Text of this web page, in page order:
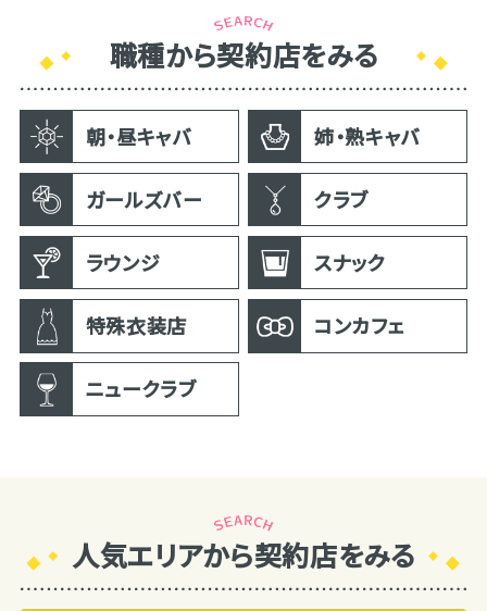
職種から契約店をみる
朝・昼キャバ 姉・熟キャバ
ガールズバー クラブ
ラウンジ スナック
特殊衣装店 コンカフェ
ニュークラブ
人気エリアから契約店をみる